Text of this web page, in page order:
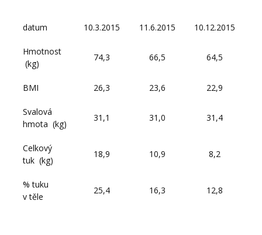
datum 10.3.2015 11.6.2015 10.12.2015
Hmotnost
(kg)
74,3 66,5 64,5
BMI 26,3 23,6 22,9
Svalová
hmota (kg)
31,1 31,0 31,4
Celkový
tuk (kg)
18,9 10,9 8,2
% tuku
v těle
25,4 16,3 12,8